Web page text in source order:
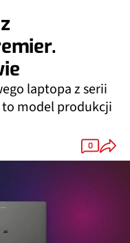
laptopa z serii
to model produkcji
0